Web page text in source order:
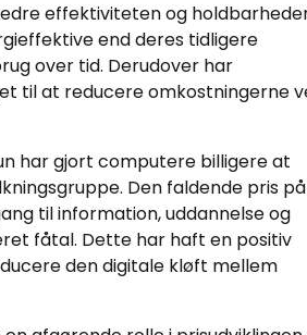
effektiviteten og
end deres tidligere
over tid. Derudover har
til at reducere omkostningerne
har gjort computere billigere at
Den faldende pris på
til information, uddannelse og
fåtal. Dette har haft en positiv
den digitale kløft mellem